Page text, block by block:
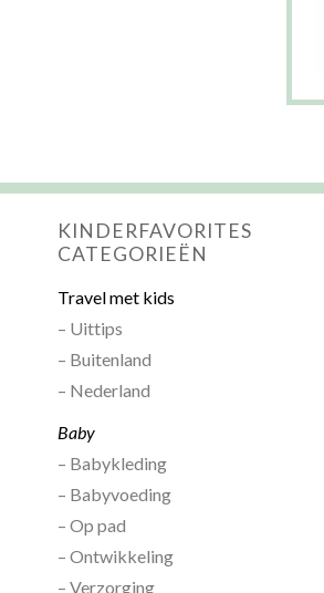
KINDERFAVORITES
CATEGORIEËN
Travel met kids
– Uittips
– Buitenland
– Nederland
Baby
– Babykleding
– Babyvoeding
– Op pad
– Ontwikkeling
– Verzorging